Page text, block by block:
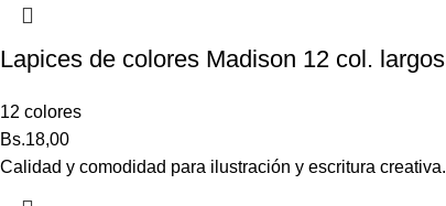
Lapices de colores Madison 12 col. largos
12 colores
Bs.18,00
Calidad y comodidad para ilustración y escritura creativa.